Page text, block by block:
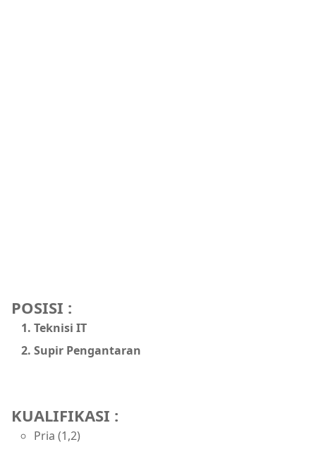
POSISI :
Teknisi IT
Supir Pengantaran
KUALIFIKASI :
Pria (1,2)